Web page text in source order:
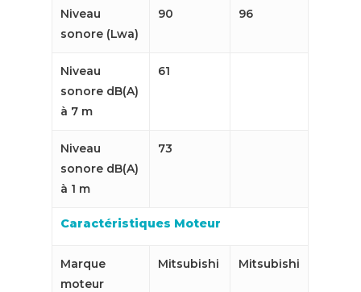
Niveau
sonore (Lwa)
90 96
Niveau
sonore dB(A)
à 7 m
61
Niveau
sonore dB(A)
à 1 m
73
Caractéristiques Moteur
Marque
moteur
Mitsubishi Mitsubishi